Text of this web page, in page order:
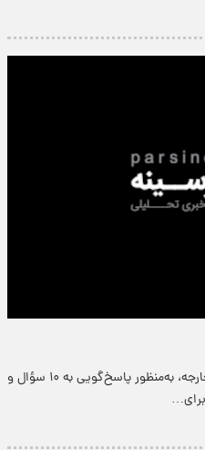
پارسینه: محمودجواد ظریف وزیر امور خارجه، به‌منظور پاسخ‌گویی به ۱۰ سؤال و